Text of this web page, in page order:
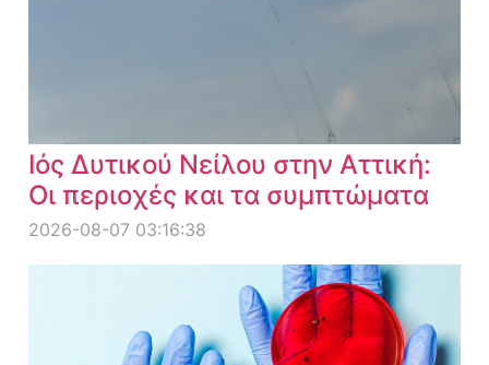
Ιός Δυτικού Νείλου στην Αττική:
Οι περιοχές και τα συμπτώματα
2026-08-07 03:16:38